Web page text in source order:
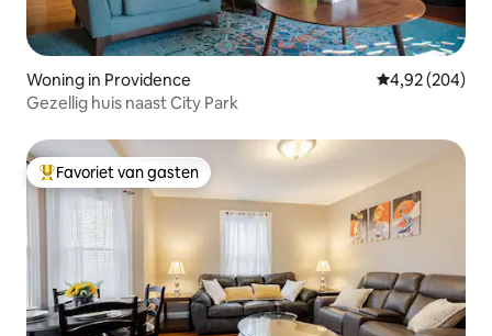
Woning in Providence Gemiddelde
4,92 (204)
Gezellig huis naast City Park
Topfavoriet van gasten
Favoriet van gasten